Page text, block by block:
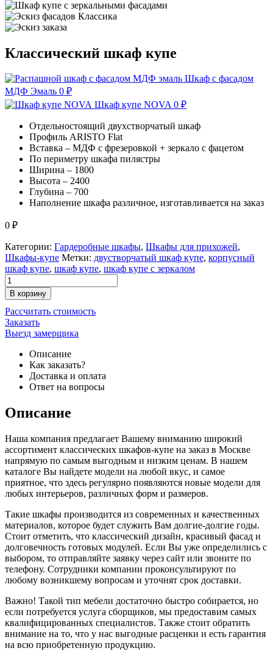
Классический шкаф купе
Шкаф с фасадом
МДФ Эмаль 0 ₽
Шкаф купе NOVA 0 ₽
Отдельностоящий двухстворчатый шкаф
Профиль ARISTO Flat
Вставка – МДФ с фрезеровкой + зеркало с фацетом
По периметру шкафа пилястры
Ширина – 1800
Высота – 2400
Глубина – 700
Наполнение шкафа различное, изготавливается на заказ
0 ₽
Категории: Гардеробные шкафы, Шкафы для прихожей,
Шкафы-купе Метки: двустворчатый шкаф купе, корпусный
шкаф купе, шкаф купе, шкаф купе с зеркалом
В корзину
Рассчитать стоимость
Заказать
Выезд замерщика
Описание
Как заказать?
Доставка и оплата
Ответ на вопросы
Описание
Наша компания предлагает Вашему вниманию широкий
ассортимент классических шкафов-купе на заказ в Москве
напрямую по самым выгодным и низким ценам. В нашем
каталоге Вы найдете модели на любой вкус, и самое
приятное, что здесь регулярно появляются новые модели для
любых интерьеров, различных форм и размеров.
Такие шкафы производится из современных и качественных
материалов, которое будет служить Вам долгие-долгие годы.
Стоит отметить, что классический дизайн, красивый фасад и
долговечность готовых модулей. Если Вы уже определились с
выбором, то отправляйте заявку через сайт или звоните по
телефону. Сотрудники компании проконсультируют по
любому возникшему вопросам и уточнят срок доставки.
Важно! Такой тип мебели достаточно быстро собирается, но
если потребуется услуга сборщиков, мы предоставим самых
квалифицированных специалистов. Также стоит обратить
внимание на то, что у нас выгодные расценки и есть гарантия
на всю приобретенную продукцию.